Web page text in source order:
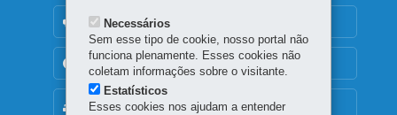
MAPA DO SITE
OUVIDORIA
TRANSPARÊNCIA INSTITUCIONAL
Necessários
Sem esse tipo de cookie, nosso portal não
funciona plenamente. Esses cookies não
coletam informações sobre o visitante.
Estatísticos
Esses cookies nos ajudam a entender